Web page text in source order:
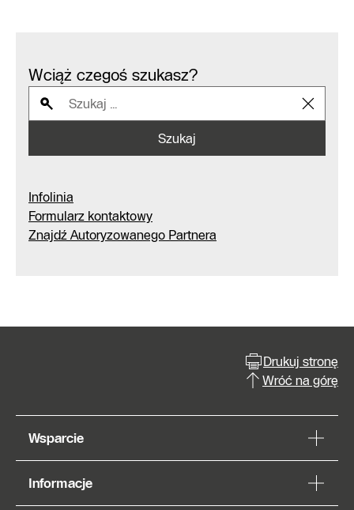
Wciąż czegoś szukasz?
Szukaj
Infolinia
Formularz kontaktowy
Znajdź Autoryzowanego Partnera
Drukuj stronę
Wróć na górę
Wsparcie
Informacje